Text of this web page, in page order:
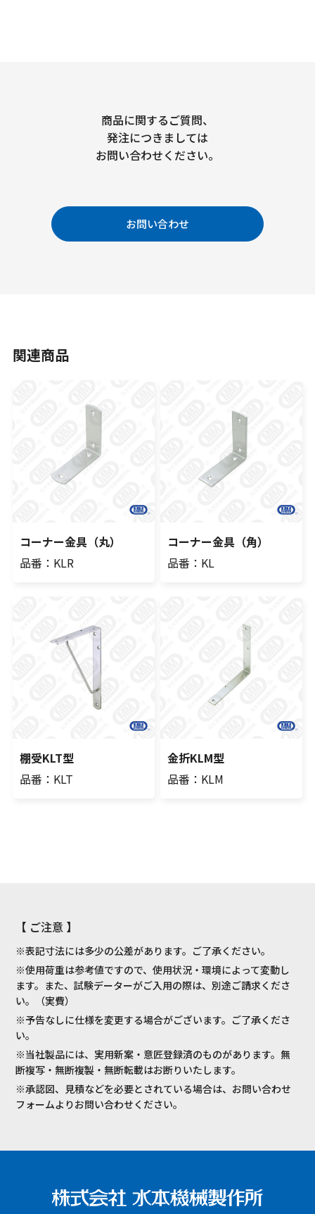
商品に関するご質問、
発注につきましては
お問い合わせください。
お問い合わせ
関連商品
コーナー金具（丸）
品番：KLR
コーナー金具（角）
品番：KL
棚受KLT型
品番：KLT
金折KLM型
品番：KLM
【 ご注意 】
※表記寸法には多少の公差があります。ご了承ください。
※使用荷重は参考値ですので、使用状況・環境によって変動し
ます。また、試験データーがご入用の際は、別途ご請求くださ
い。（実費）
※予告なしに仕様を変更する場合がございます。ご了承くださ
い。
※当社製品には、実用新案・意匠登録済のものがあります。無
断複写・無断複製・無断転載はお断りいたします。
※承認図、見積などを必要とされている場合は、お問い合わせ
フォームよりお問い合わせください。